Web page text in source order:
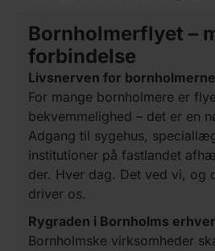
Bornholmerflyet –
forbindelse
Livsnerven for bornholmerne
For mange bornholmere er
bekvemmelighed – det er en
Adgang til sygehus,
institutioner på fastlandet
der. Hver dag. Det ved vi, og
driver os.
Rygraden i Bornholms
Bornholmske virksomheder